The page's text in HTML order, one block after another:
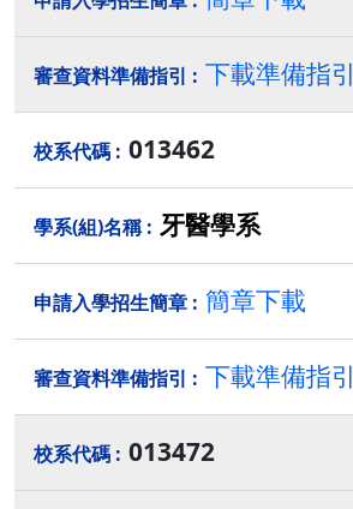
下載準備指引
013462
牙醫學系
簡章下載
下載準備指引
013472